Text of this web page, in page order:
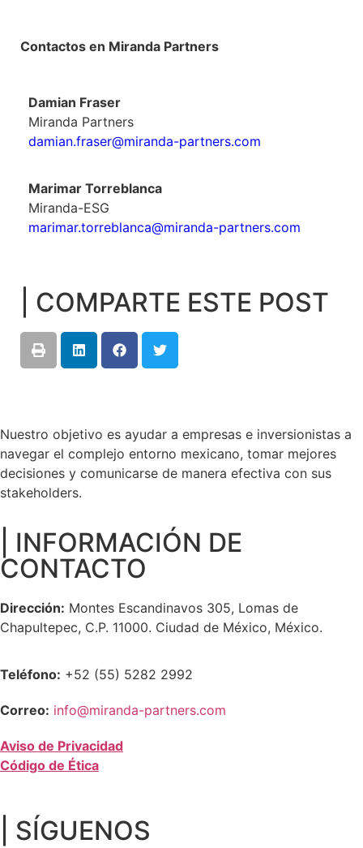
Contactos en Miranda Partners
Damian Fraser
Miranda Partners
damian.fraser@miranda-partners.com
Marimar Torreblanca
Miranda-ESG
marimar.torreblanca@miranda-partners.com
| COMPARTE ESTE POST
Nuestro objetivo es ayudar a empresas e inversionistas a
navegar el complejo entorno mexicano, tomar mejores
decisiones y comunicarse de manera efectiva con sus
stakeholders.
| INFORMACIÓN DE
CONTACTO
Dirección: Montes Escandinavos 305, Lomas de
Chapultepec, C.P. 11000. Ciudad de México, México.
Teléfono: +52 (55) 5282 2992
Correo: info@miranda-partners.com
Aviso de Privacidad
Código de Ética
| SÍGUENOS